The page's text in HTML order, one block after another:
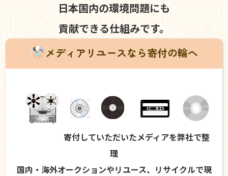
日本国内の環境問題にも
貢献できる仕組みです。
メディアリユースなら寄付の輪へ
寄付していただいたメディアを弊社で整
理
国内・海外オークションやリユース、リサイクルで現